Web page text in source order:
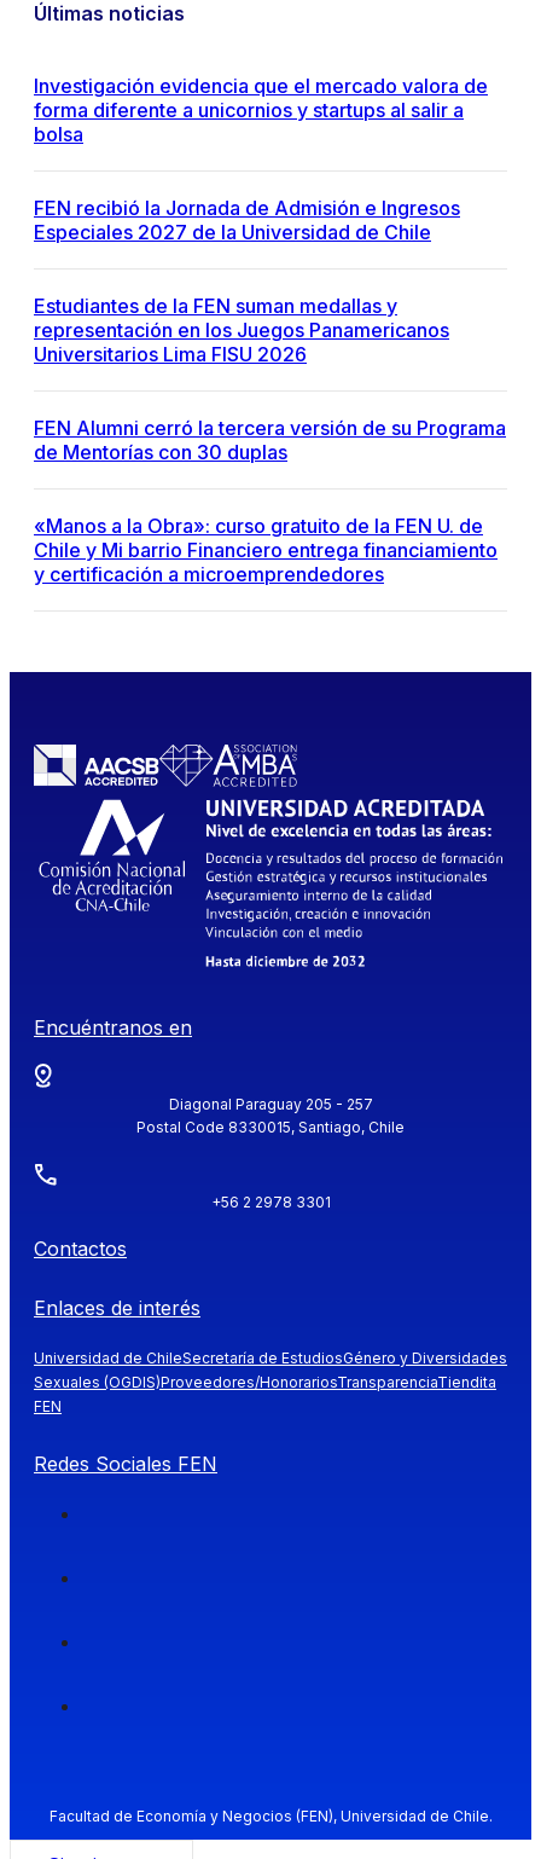
Últimas noticias
Investigación evidencia que el mercado valora de
forma diferente a unicornios y startups al salir a
bolsa
FEN recibió la Jornada de Admisión e Ingresos
Especiales 2027 de la Universidad de Chile
Estudiantes de la FEN suman medallas y
representación en los Juegos Panamericanos
Universitarios Lima FISU 2026
FEN Alumni cerró la tercera versión de su Programa
de Mentorías con 30 duplas
«Manos a la Obra»: curso gratuito de la FEN U. de
Chile y Mi barrio Financiero entrega financiamiento
y certificación a microemprendedores
Encuéntranos en
Diagonal Paraguay 205 - 257
Postal Code 8330015, Santiago, Chile
+56 2 2978 3301
Contactos
Enlaces de interés
Universidad de ChileSecretaría de EstudiosGénero y Diversidades
Sexuales (OGDIS)Proveedores/HonorariosTransparenciaTiendita
FEN
Redes Sociales FEN
Facultad de Economía y Negocios (FEN), Universidad de Chile.